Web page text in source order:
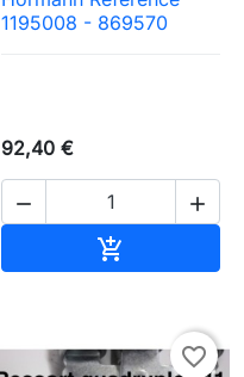
1195008 - 869570
92,40 €
 

favorite_border